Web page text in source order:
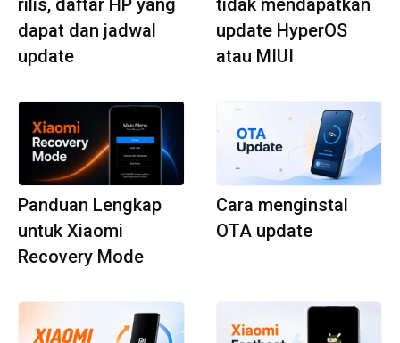
rilis, daftar HP yang
dapat dan jadwal
update
tidak mendapatkan
update HyperOS
atau MIUI
Panduan Lengkap
untuk Xiaomi
Recovery Mode
Cara menginstal
OTA update